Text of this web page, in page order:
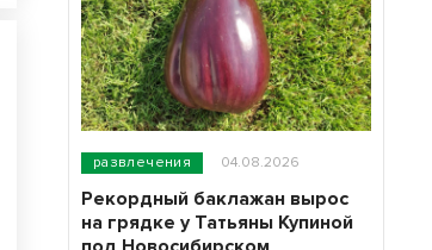
развлечения 04.08.2026
Рекордный баклажан вырос
на грядке у Татьяны Купиной